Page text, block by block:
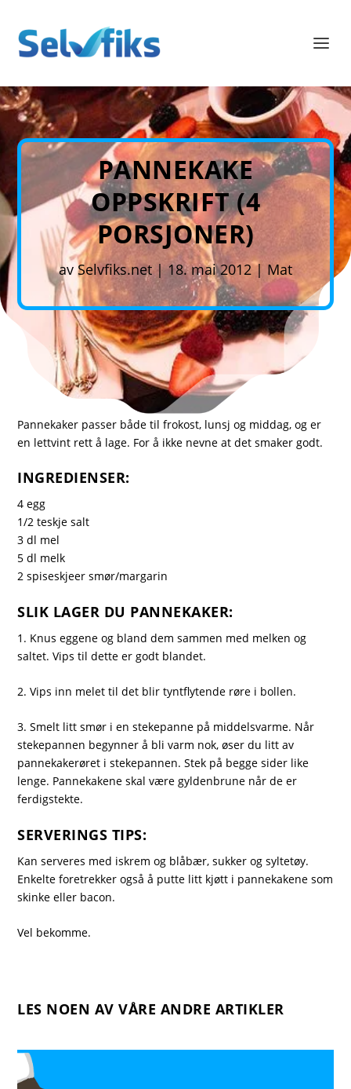
PANNEKAKE
OPPSKRIFT (4
PORSJONER)
av Selvfiks.net|18. mai 2012| Mat
Pannekaker passer både til frokost, lunsj og middag, og er
en lettvint rett å lage. For å ikke nevne at det smaker godt.
INGREDIENSER:
4 egg
1/2 teskje salt
3 dl mel
5 dl melk
2 spiseskjeer smør/margarin
SLIK LAGER DU PANNEKAKER:
1. Knus eggene og bland dem sammen med melken og
saltet. Vips til dette er godt blandet.
2. Vips inn melet til det blir tyntflytende røre i bollen.
3. Smelt litt smør i en stekepanne på middelsvarme. Når
stekepannen begynner å bli varm nok, øser du litt av
pannekakerøret i stekepannen. Stek på begge sider like
lenge. Pannekakene skal være gyldenbrune når de er
ferdigstekte.
SERVERINGS TIPS:
Kan serveres med iskrem og blåbær, sukker og syltetøy.
Enkelte foretrekker også å putte litt kjøtt i pannekakene som
skinke eller bacon.
Vel bekomme.
LES NOEN AV VÅRE ANDRE ARTIKLER